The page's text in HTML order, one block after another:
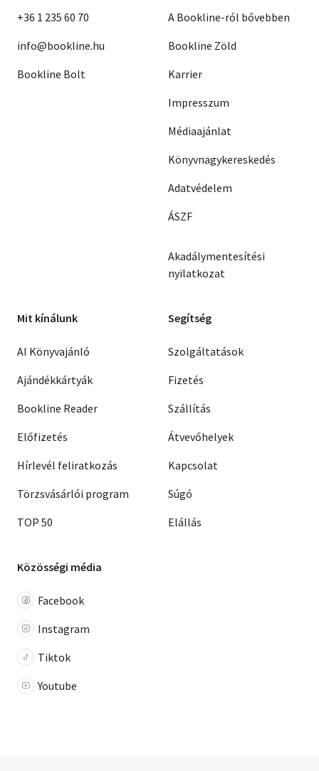
+36 1 235 60 70
info@bookline.hu
Bookline Bolt
A Bookline-ról bővebben
Bookline Zöld
Karrier
Impresszum
Médiaajánlat
Könyvnagykereskedés
Adatvédelem
ÁSZF
Akadálymentesítési
nyilatkozat
Mit kínálunk
AI Könyvajánló
Ajándékkártyák
Bookline Reader
Előfizetés
Hírlevél feliratkozás
Törzsvásárlói program
TOP 50
Segítség
Szolgáltatások
Fizetés
Szállítás
Átvevőhelyek
Kapcsolat
Súgó
Elállás
Közösségi média
Facebook
Instagram
Tiktok
Youtube